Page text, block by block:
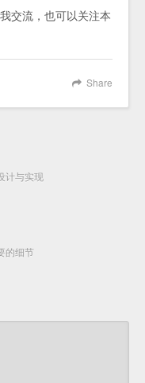
交流，也可以关注本
Share
计与实现
的细节